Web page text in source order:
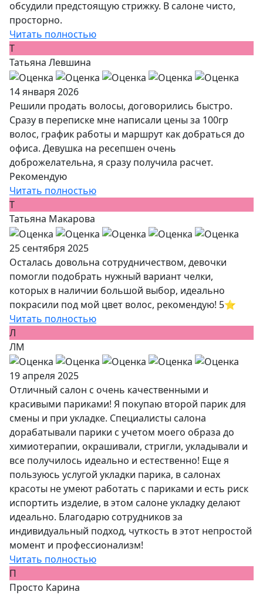
обсудили предстоящую стрижку. В салоне чисто,
просторно.
Читать полностью
Т
Татьяна Левшина
14 января 2026
Решили продать волосы, договорились быстро.
Сразу в переписке мне написали цены за 100гр
волос, график работы и маршрут как добраться до
офиса. Девушка на ресепшен очень
доброжелательна, я сразу получила расчет.
Рекомендую
Читать полностью
Т
Татьяна Макарова
25 сентября 2025
Осталась довольна сотрудничеством, девочки
помогли подобрать нужный вариант челки,
которых в наличии большой выбор, идеально
покрасили под мой цвет волос, рекомендую! 5⭐️
Читать полностью
Л
ЛМ
19 апреля 2025
Отличный салон с очень качественными и
красивыми париками! Я покупаю второй парик для
смены и при укладке. Специалисты салона
дорабатывали парики с учетом моего образа до
химиотерапии, окрашивали, стригли, укладывали и
все получилось идеально и естественно! Еще я
пользуюсь услугой укладки парика, в салонах
красоты не умеют работать с париками и есть риск
испортить изделие, в этом салоне укладку делают
идеально. Благодарю сотрудников за
индивидуальный подход, чуткость в этот непростой
момент и профессионализм!
Читать полностью
П
Просто Карина